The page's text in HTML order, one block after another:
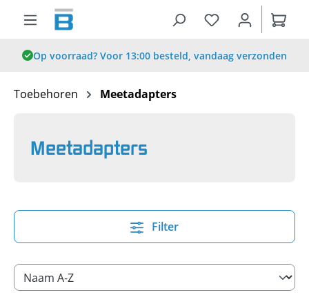
Op voorraad? Voor 13:00 besteld, vandaag verzonden
Toebehoren Meetadapters
Meetadapters
Filter